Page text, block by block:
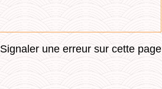
Signaler une erreur sur cette page